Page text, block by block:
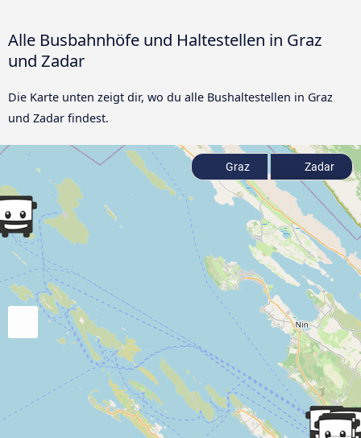
Alle Busbahnhöfe und Haltestellen in Graz
und Zadar
Die Karte unten zeigt dir, wo du alle Bushaltestellen in Graz
und Zadar findest.
Graz Zadar